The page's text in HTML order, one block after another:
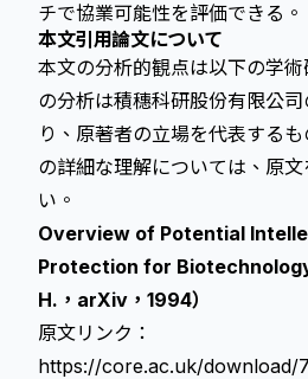
チで協業可能性を評価できる。
本文引用論文について
本文の分析的観点は以下の学
の分析は積穗科研股份有限公
り、原著者の立場を代表する
の詳細な理解については、原
い。
Overview of Potential
Protection for
H.，arXiv，1994）
原文リンク：
https://core.ac.uk/download/